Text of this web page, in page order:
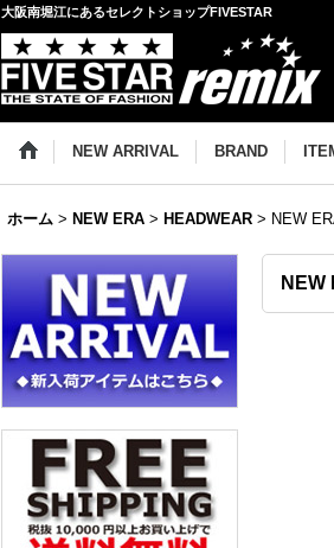
大阪南堀江にあるセレクトショップFIVESTAR
NEW ARRIVAL BRAND
ホーム > NEW ERA > HEADWEAR > NEW
NEW